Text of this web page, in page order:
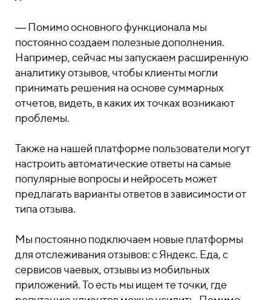
―Помимо основного функционала мы
постоянно создаем полезные дополнения.
Например, сейчас мы запускаем расширенную
аналитику отзывов, чтобы клиенты могли
принимать решения на основе суммарных
отчетов, видеть, в каких их точках возникают
проблемы.
Также на нашей платформе пользователи могут
настроить автоматические ответы на самые
популярные вопросы и нейросеть может
предлагать варианты ответов в зависимости от
типа отзыва.
Мы постоянно подключаем новые платформы
для отслеживания отзывов: с Яндекс. Еда, с
сервисов чаевых, отзывы из мобильных
приложений. То есть мы ищем те точки, где